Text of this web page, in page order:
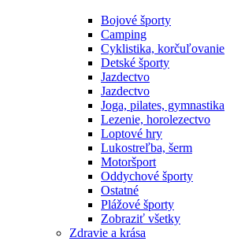
Bojové športy
Camping
Cyklistika, korčuľovanie
Detské športy
Jazdectvo
Jazdectvo
Joga, pilates, gymnastika
Lezenie, horolezectvo
Loptové hry
Lukostreľba, šerm
Motoršport‎
Oddychové športy
Ostatné
Plážové športy
Zobraziť všetky
Zdravie a krása